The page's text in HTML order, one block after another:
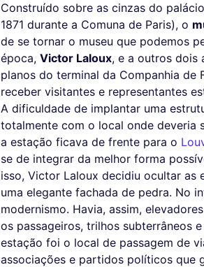
Construído sobre as cinzas do
1871 durante a Comuna de Paris), o
de se tornar o museu que podemos
época, Victor Laloux, e a outros dois
planos do terminal da Companhia de
receber visitantes e representantes
A dificuldade de implantar uma
totalmente com o local onde deveria
a estação ficava de frente para o
se de integrar da melhor forma
isso, Victor Laloux decidiu ocultar as
uma elegante fachada de pedra. No
modernismo. Havia, assim,
os passageiros, trilhos subterrâneos
estação foi o local de passagem de
associações e partidos políticos que